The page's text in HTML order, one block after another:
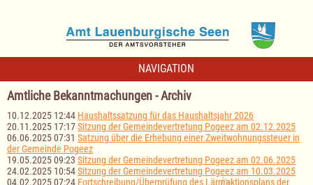
NAVIGATION
Amtliche Bekanntmachungen - Archiv
10.12.2025 12:44 Haushaltssatzung für das Haushaltsjahr 2026
20.11.2025 17:17Sitzung der Gemeindevertretung Pogeez am 02.12.2025
06.06.2025 07:31 Satzung über die Erhebung einer Zweitwohnungssteuer in
der Gemeinde Pogeez
19.05.2025 09:23 Sitzung der Gemeindevertretung Pogeez am 02.06.2025
24.02.2025 10:54Sitzung der Gemeindevertretung Pogeez am 10.03.2025
04.02.2025 07:24 Fortschreibung/Überprüfung des Lärmaktionsplans der